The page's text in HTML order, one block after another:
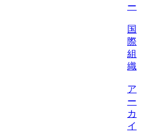
ー
国
際
組
織
ア
ー
カ
イ